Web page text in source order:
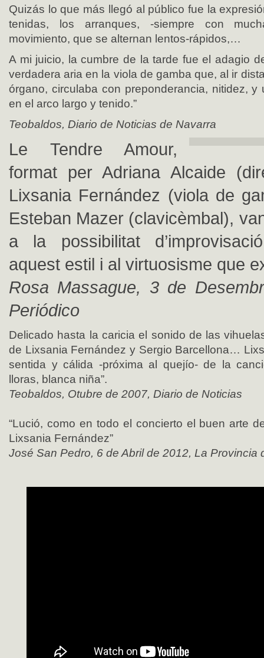
Quizás lo que más llegó al público fue la
tenidas, los arranques, -siempre con
movimiento, que se alternan lentos-rápidos,…
A mi juicio, la cumbre de la tarde fue el adagio
verdadera aria en la viola de gamba que, al ir
órgano, circulaba con preponderancia, nitidez, y
en el arco largo y tenido.”
Teobaldos, Diario de Noticias de Navarra
Le Tendre Amour,
format per Adriana Alcaide
Lixsania Fernández (viola de
Esteban Mazer (clavicèmbal),
a la possibilitat
aquest estil i al virtuosisme que
Rosa Massague, 3 de
Periódico
Delicado hasta la caricia el sonido de las
de Lixsania Fernández y Sergio Barcellona…
sentida y cálida -próxima al quejío- de la
lloras, blanca niña”.
Teobaldos, Otubre de 2007, Diario de Noticias
“Lució, como en todo el concierto el buen arte
Lixsania Fernández”
José San Pedro, 6 de Abril de 2012, La Provincia